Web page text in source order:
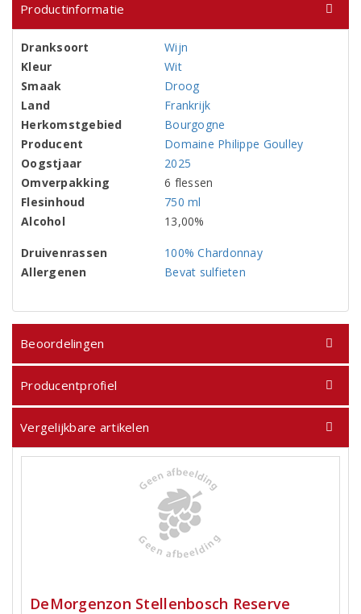
Productinformatie
Dranksoort
Wijn
Kleur
Wit
Smaak
Droog
Land
Frankrijk
Herkomstgebied
Bourgogne
Producent
Domaine Philippe Goulley
Oogstjaar
2025
Omverpakking
6 flessen
Flesinhoud
750 ml
Alcohol
13,00%
Druivenrassen
100% Chardonnay
Allergenen
Bevat sulfieten
Beoordelingen
Producentprofiel
Vergelijkbare artikelen
DeMorgenzon Stellenbosch Reserve